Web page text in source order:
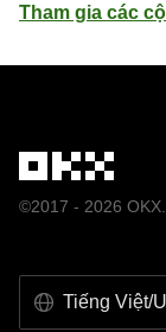
Tham gia các
©2017 - 2026
Tiếng Việt/